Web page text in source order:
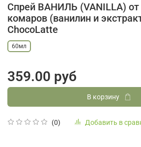
Спрей ВАНИЛЬ (VANILLA)
комаров (ванилин и
ChocoLatte
(0) Добавить в
60мл
359.00 руб
В корзину